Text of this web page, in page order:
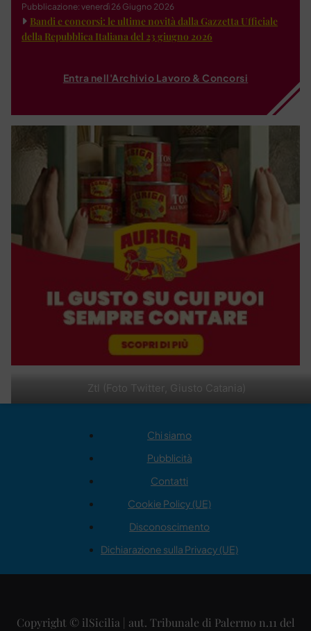
Ztl (Foto Twitter, Giusto Catania)
Pubblicazione: venerdì 26 Giugno 2026
Bandi e concorsi: le ultime novità dalla Gazzetta Ufficiale
della Repubblica Italiana del 23 giugno 2026
Entra nell'Archivio Lavoro & Concorsi
Chi siamo
Pubblicità
Contatti
Cookie Policy (UE)
Disconoscimento
Dichiarazione sulla Privacy (UE)
Copyright © ilSicilia | aut. Tribunale di Palermo n.11 del